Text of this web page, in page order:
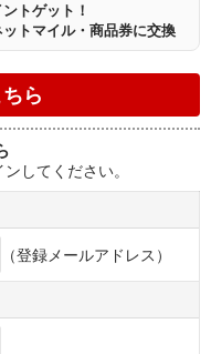
トゲット！
トマイル・商品券に交換
してください。
（登録メールアドレス）